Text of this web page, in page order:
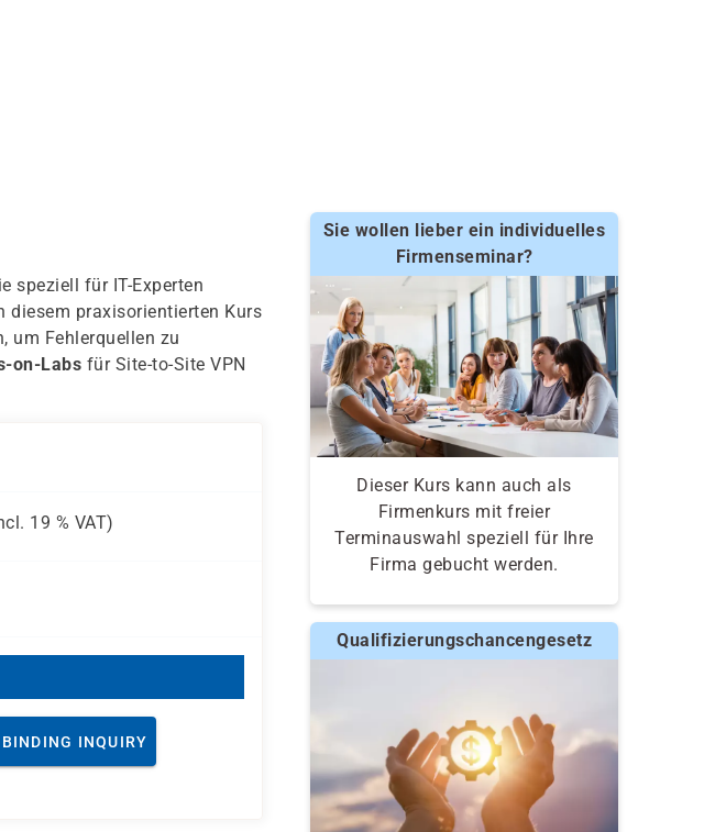
speziell für IT-Experten
diesem praxisorientierten Kurs
um Fehlerquellen zu
on-Labs für Site-to-Site VPN
19 % VAT)
INQUIRY
Sie wollen lieber ein individuelles
Firmenseminar?
Dieser Kurs kann auch als
Firmenkurs mit freier
Terminauswahl speziell für Ihre
Firma gebucht werden.
Qualifizierungschancengesetz